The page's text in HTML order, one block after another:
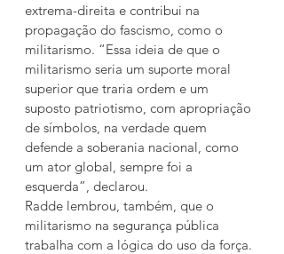
extrema-direita e contribui na
propagação do fascismo, como o
militarismo. “Essa ideia de que o
militarismo seria um suporte moral
superior que traria ordem e um
suposto patriotismo, com apropriação
de símbolos, na verdade quem
defende a soberania nacional, como
um ator global, sempre foi a
esquerda”, declarou.
Radde lembrou, também, que o
militarismo na segurança pública
trabalha com a lógica do uso da força.